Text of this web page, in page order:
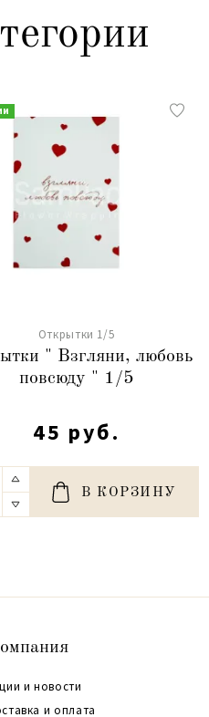
Открытки 1/5
" Взгляни, любовь
повсюду " 1/5
45 руб.
В КОРЗИНУ
и новости
и оплата